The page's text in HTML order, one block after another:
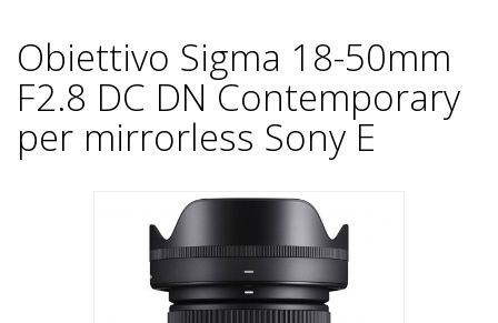
Obiettivo Sigma 18-50mm
F2.8 DC DN Contemporary
per mirrorless Sony E